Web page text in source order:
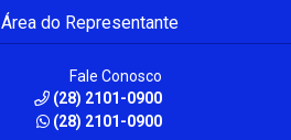
Área do Representante
Fale Conosco
(28) 2101-0900
(28) 2101-0900